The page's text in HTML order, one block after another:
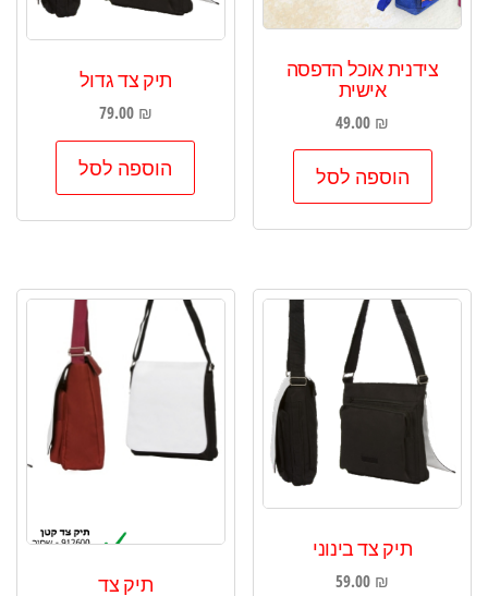
צידנית אוכל הדפסה
אישית
49.00 ₪
הוספה לסל
תיק צד גדול
79.00 ₪
הוספה לסל
תיק צד בינוני
59.00 ₪ תיק צד